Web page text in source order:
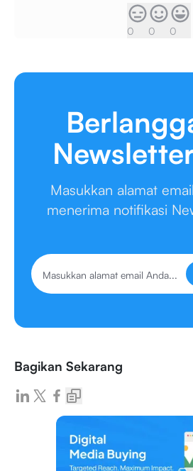
0 0 0
Masukkan alamat
menerima notifikasi
Bagikan Sekarang